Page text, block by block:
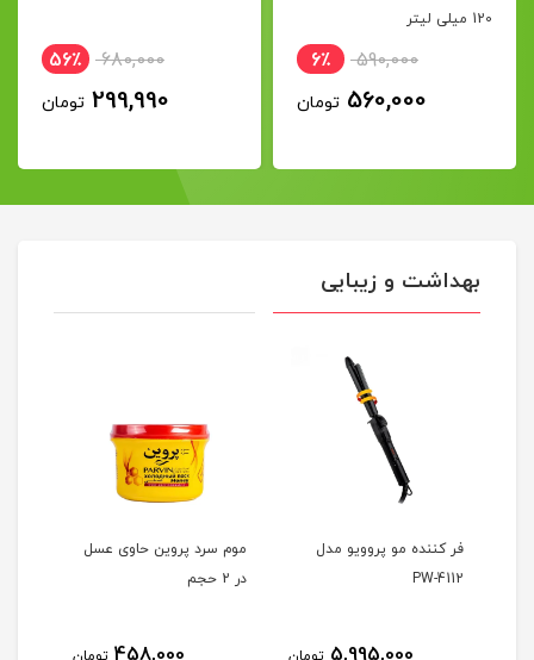
120 میلی لیتر
590,000 6٪
560,000 تومان
680,000 56٪
299,990 تومان
بهداشت و زیبایی
فر کننده مو پروویو مدل
PW-4112
موم سرد پروین حاوی عسل
در 2 حجم